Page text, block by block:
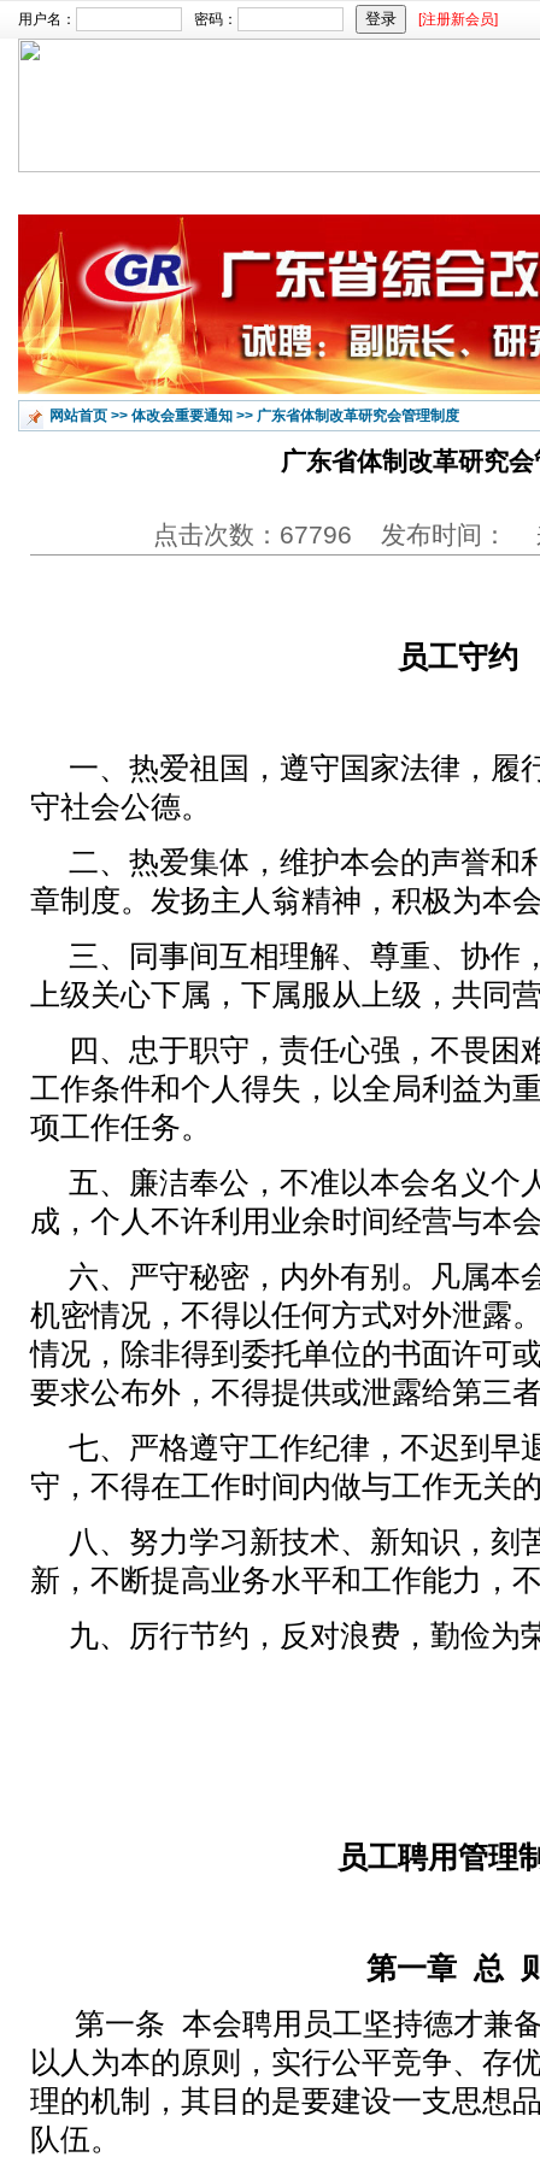
用户名： 密码： [注册新会员]
文章搜索：
网站首页 >> 体改会重要通知 >> 广东省体制改革研究会管理制度
广东省体制改革研究
点击次数：67796 发布时间：
员工守约
一、热爱祖国，遵守国家法律，履
守社会公德。
二、热爱集体，维护本会的声誉和
章制度。发扬主人翁精神，积极为本
三、同事间互相理解、尊重、协作
上级关心下属，下属服从上级，共同
四、忠于职守，责任心强，不畏困
工作条件和个人得失，以全局利益为
项工作任务。
五、廉洁奉公，不准以本会名义个
成，个人不许利用业余时间经营与本
六、严守秘密，内外有别。凡属本
机密情况，不得以任何方式对外泄露
情况，除非得到委托单位的书面许可
要求公布外，不得提供或泄露给第三
七、严格遵守工作纪律，不迟到早
守，不得在工作时间内做与工作无关
八、努力学习新技术、新知识，刻
新，不断提高业务水平和工作能力，
九、厉行节约，反对浪费，勤俭为
员工聘用管理
第一章 总
第一条 本会聘用员工坚持德才兼
以人为本的原则，实行公平竞争、存
理的机制，其目的是要建设一支思想
队伍。